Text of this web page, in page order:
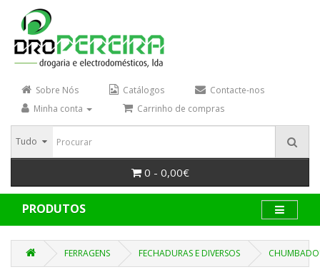
Sobre Nós Catálogos
Contacte-nos
Minha conta
Carrinho de compras
Tudo
0 - 0,00€
PRODUTOS
FERRAGENS FECHADURAS E DIVERSOS